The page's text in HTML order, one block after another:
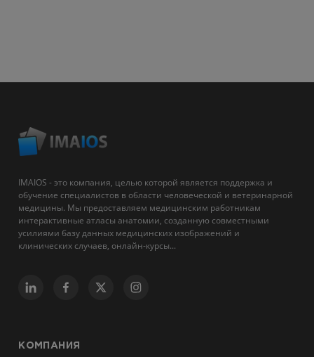
IMAIOS - это компания, целью которой является поддержка и
обучение специалистов в области человеческой и ветеринарной
медицины. Мы предоставляем медицинским работникам
интерактивные атласы анатомии, созданную совместными
усилиями базу данных медицинских изображений и
клинических случаев, онлайн-курсы...
КОМПАНИЯ